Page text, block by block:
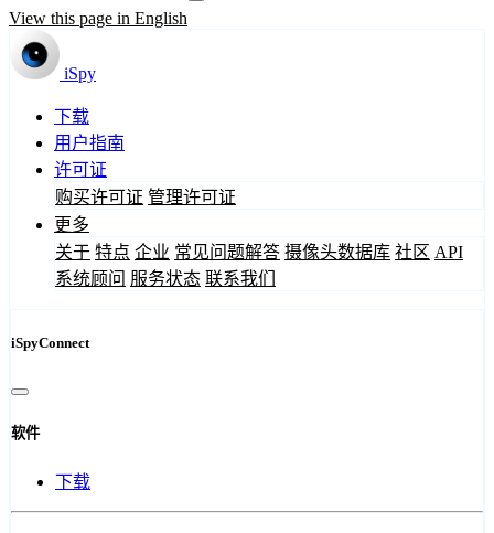
View this page in English
iSpy
下载
用户指南
许可证
购买许可证 管理许可证
更多
关于 特点 企业 常见问题解答 摄像头数据库 社区 API
系统顾问 服务状态 联系我们
iSpyConnect
软件
下载